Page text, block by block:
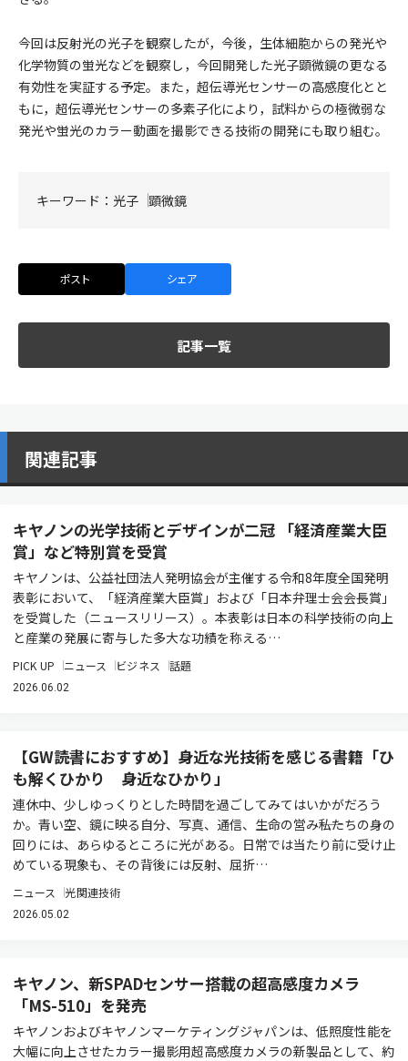
今回は反射光の光子を観察したが，今後，生体細胞からの発光や
化学物質の蛍光などを観察し，今回開発した光子顕微鏡の更なる
有効性を実証する予定。また，超伝導光センサーの高感度化とと
もに，超伝導光センサーの多素子化により，試料からの極微弱な
発光や蛍光のカラー動画を撮影できる技術の開発にも取り組む。
キーワード： 光子 顕微鏡
ポスト シェア
記事一覧
関連記事
キヤノンの光学技術とデザインが二冠 「経済産業大臣
賞」など特別賞を受賞
キヤノンは、公益社団法人発明協会が主催する令和8年度全国発明
表彰において、「経済産業大臣賞」および「日本弁理士会会長賞」
を受賞した（ニュースリリース）。本表彰は日本の科学技術の向上
と産業の発展に寄与した多大な功績を称える…
PICK UP ニュース ビジネス 話題
2026.06.02
【GW読書におすすめ】身近な光技術を感じる書籍「ひ
も解くひかり 身近なひかり」
連休中、少しゆっくりとした時間を過ごしてみてはいかがだろう
か。青い空、鏡に映る自分、写真、通信、生命の営み――私たちの身の
回りには、あらゆるところに光がある。日常では当たり前に受け止
めている現象も、その背後には反射、屈折…
ニュース 光関連技術
2026.05.02
キヤノン、新SPADセンサー搭載の超高感度カメラ
「MS-510」を発売
キヤノンおよびキヤノンマーケティングジャパンは、低照度性能を
大幅に向上させたカラー撮影用超高感度カメラの新製品として、約